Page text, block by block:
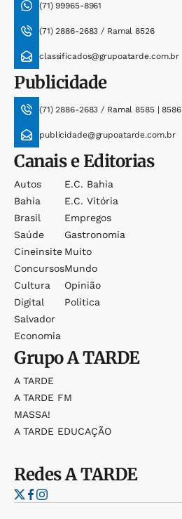
(71) 99965-8961
(71) 2886-2683 / Ramal 8526
classificados@grupoatarde.com.br
Publicidade
(71) 2886-2683 / Ramal 8585 | 8586
publicidade@grupoatarde.com.br
Canais e Editorias
Autos
Bahia
Brasil
Saúde
Cineinsite
Concursos
Cultura
Digital
Salvador
Economia
E.c. Bahia
E.c. Vitória
Empregos
Gastronomia
Muito
Mundo
Opinião
Política
GrupoA TARDE
A TARDE
A TARDE FM
MASSA!
A TARDE EDUCAÇÃO
RedesA TARDE